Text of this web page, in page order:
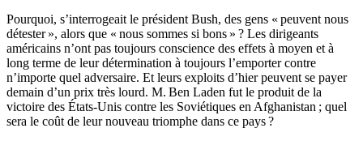
Pourquoi, s’interrogeait le président Bush, des gens « peuvent nous
détester », alors que « nous sommes si bons » ? Les dirigeants
américains n’ont pas toujours conscience des effets à moyen et à
long terme de leur détermination à toujours l’emporter contre
n’importe quel adversaire. Et leurs exploits d’hier peuvent se payer
demain d’un prix très lourd. M. Ben Laden fut le produit de la
victoire des États-Unis contre les Soviétiques en Afghanistan ; quel
sera le coût de leur nouveau triomphe dans ce pays ?